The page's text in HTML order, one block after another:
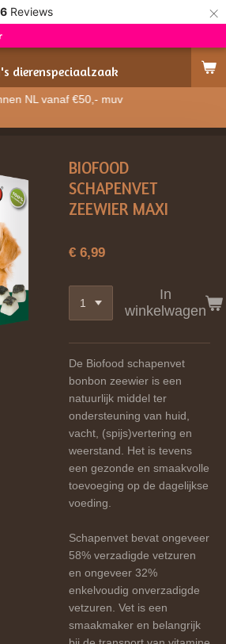
Reviews ×
dierenspeciaalzaak
NL vanaf €50,- muv
BIOFOOD
SCHAPENVET
ZEEWIER MAXI
€ 6,99
In
winkelwagen
De Biofood schapenvet
bonbon zeewier is een
natuurlijk middel ter
ondersteuning van huid,
vacht, (spijs)vertering en
weerstand. Het is tevens
een gezonde en smaakvolle
toevoeging op de dagelijkse
voeding.
Schapenvet bevat ongeveer
58% verzadigde vetzuren
en ongeveer 32%
enkelvoudig onverzadigde
vetzuren. Vet is een
smaakmaker en belangrijk